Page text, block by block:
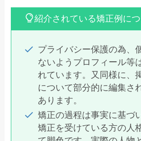
紹介されている矯正例に
プライバシー保護の為、
ないようプロフィール等
れています。又同様に、
について部分的に編集さ
あります。
矯正の過程は事実に基づ
矯正を受けている方の人